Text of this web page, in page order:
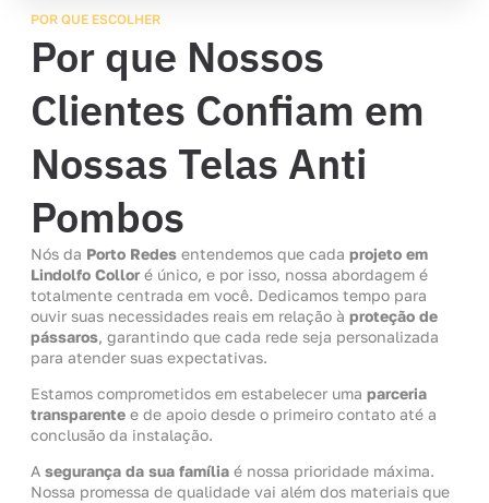
POR QUE ESCOLHER
Por que Nossos
Clientes Confiam em
Nossas Telas Anti
Pombos
Nós da Porto Redes entendemos que cada projeto em
Lindolfo Collor é único, e por isso, nossa abordagem é
totalmente centrada em você. Dedicamos tempo para
ouvir suas necessidades reais em relação à proteção de
pássaros, garantindo que cada rede seja personalizada
para atender suas expectativas.
Estamos comprometidos em estabelecer uma parceria
transparente e de apoio desde o primeiro contato até a
conclusão da instalação.
A segurança da sua família é nossa prioridade máxima.
Nossa promessa de qualidade vai além dos materiais que